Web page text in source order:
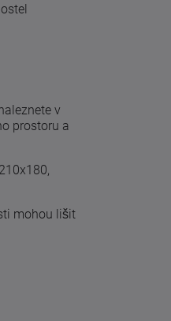
v
prostoru a
mohou lišit